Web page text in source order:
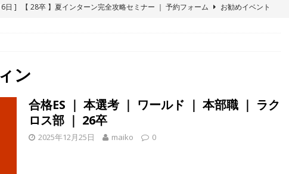
日 ] 【 28卒 】夏インターン完全攻略セミナー ｜ 予約フォーム
お勧めイベント
日 ]
日 ]
・地域で愛される日本屈指のゲームメーカー ｜ 9期連続の最高益・11期連続の10%以
成 ｜ プライム上場 ｜ カプコン
日 ]
｜ 設立以降連続売上増 ｜ 土日祝完全休み ｜ プライム上場 ｜ M&A総合研究所
ン
合格ES ｜ 本選考 ｜ ワールド ｜ 本部職 ｜ ラク
ロス部 ｜ 26卒
2025年12月25日 maiko 0